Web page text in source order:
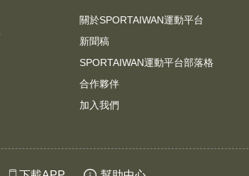
關於SPORTAIWAN運動平台
新聞稿
SPORTAIWAN運動平台部落格
合作夥伴
加入我們